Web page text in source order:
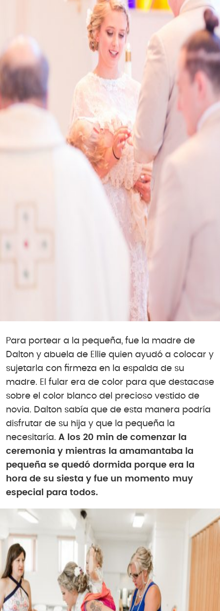
Para portear a la pequeña, fue la madre de
Dalton y abuela de Ellie quien ayudó a colocar y
sujetarla con firmeza en la espalda de su
madre. El fular era de color para que destacase
sobre el color blanco del precioso vestido de
novia. Dalton sabía que de esta manera podría
disfrutar de su hija y que la pequeña la
necesitaría. A los 20 min de comenzar la
ceremonia y mientras la amamantaba la
pequeña se quedó dormida porque era la
hora de su siesta y fue un momento muy
especial para todos.